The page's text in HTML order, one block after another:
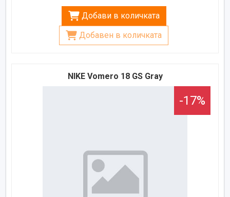
Добави в количката
Добавен в количката
NIKE Vomero 18 GS Gray
-17%